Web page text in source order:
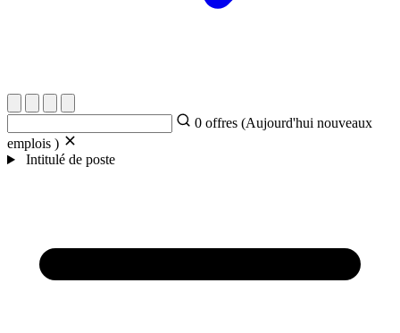
0 offres (Aujourd'hui nouveaux
emplois )
Intitulé de poste